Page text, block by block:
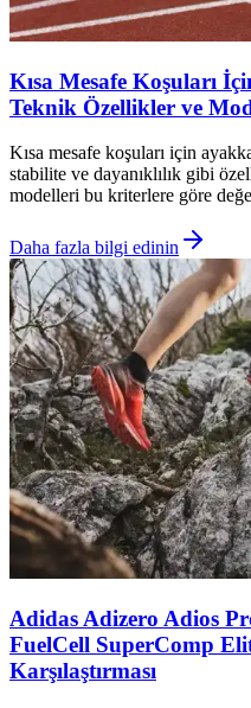
Kısa Mesafe Koşuları
Teknik Özellikler ve
Kısa mesafe koşuları için
stabilite ve dayanıklılık gibi
modelleri bu kriterlere göre
Daha fazla bilgi edinin
Adidas Adizero Adios
FuelCell SuperComp
Karşılaştırması